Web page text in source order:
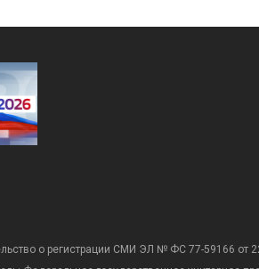
о регистрации СМИ ЭЛ № ФС 77-59166 от